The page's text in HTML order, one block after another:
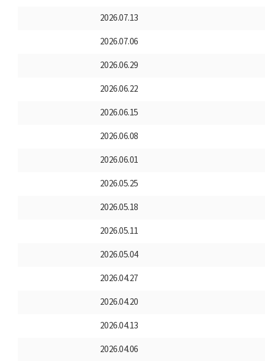
2026.07.13
2026.07.06
2026.06.29
2026.06.22
2026.06.15
2026.06.08
2026.06.01
2026.05.25
2026.05.18
2026.05.11
2026.05.04
2026.04.27
2026.04.20
2026.04.13
2026.04.06